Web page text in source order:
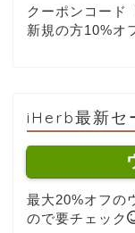
クーポンコード
新規の方10%オ
iHerb最新セ
最大20%オフの
ので要チェック